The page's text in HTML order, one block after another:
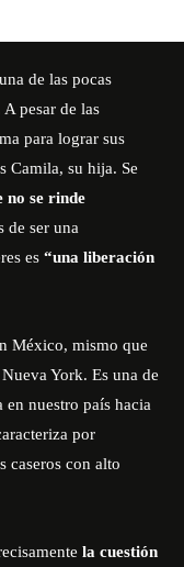
de las pocas
pesar de las
para lograr sus
Camila, su hija. Se
no se rinde
de ser una
es “una liberación
México, mismo que
York. Es una de
nuestro país hacia
por
caseros con alto
la cuestión